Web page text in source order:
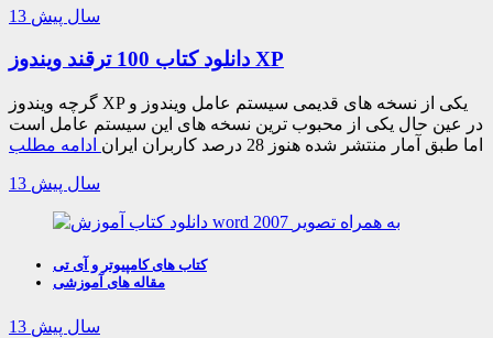
13 سال پیش
دانلود کتاب 100 ترقند ویندوز XP
گرچه ویندوز XP یکی از نسخه های قدیمی سیستم عامل ویندوز و
در عین حال یکی از محبوب ترین نسخه های این سیستم عامل است
اما طبق آمار منتشر شده هنوز 28 درصد کاربران ایران
ادامه مطلب
13 سال پیش
کتاب های کامپیوتر و آی تی
مقاله های آموزشی
13 سال پیش